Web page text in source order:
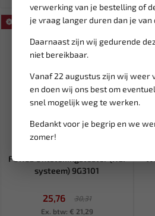
verwerking van je bestelling of
je vraag langer duren dan je van
Daarnaast zijn wij gedurende
niet bereikbaar.
Vanaf 22 augustus zijn wij weer
en doen wij ons best om
snel mogelijk weg te werken.
Bedankt voor je begrip en we
zomer!Leverbaar
FORCE Ontstekingstester (HEI
systeem) 9G3101
25,76
30,31
Ex. btw: € 21,29